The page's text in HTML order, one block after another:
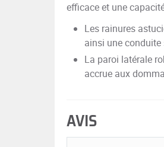
efficace et une
Les rainures
ainsi une conduite
La paroi latérale
accrue aux
AVIS